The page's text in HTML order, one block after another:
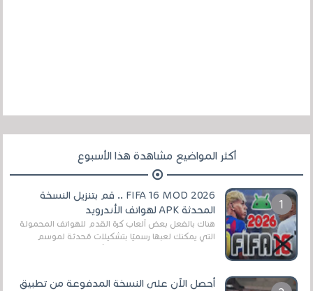
أكثر المواضيع مشاهدة هذا الأسبوع
FIFA 16 MOD 2026 .. قم بتنزيل النسخة
المحدثة APK لهواتف الأندرويد
هناك بالفعل بعض ألعاب كرة القدم للهواتف المحمولة
التي يمكنك لعبها رسميًا بتشكيلات مُحدثة لموسم
أحصل الآن على النسخة المدفوعة من تطبيق